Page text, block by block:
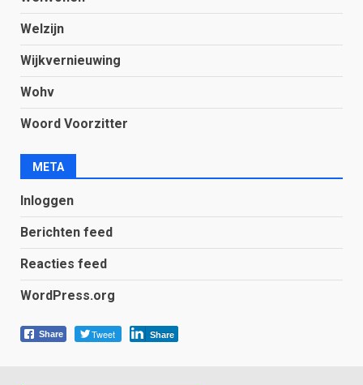
Welzijn
Wijkvernieuwing
Wohv
Woord Voorzitter
META
Inloggen
Berichten feed
Reacties feed
WordPress.org
Share Tweet Share